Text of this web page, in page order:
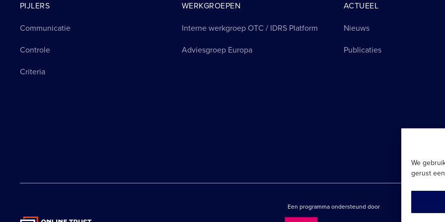
We
gerust
PIJLERS
Communicatie
Controle
Criteria
WERKGROEPEN
Interne werkgroep OTC / IDRS Platform
Adviesgroep Europa
ACTUEEL
Nieuws
Publicaties
Een programma ondersteund door